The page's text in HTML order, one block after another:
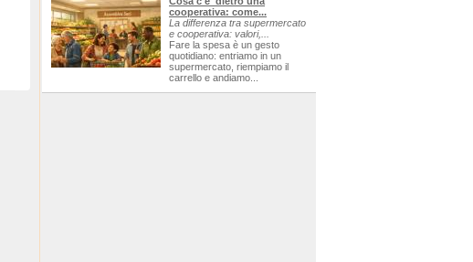
cooperativa: come...
La differenza tra supermercato
e cooperativa: valori,...
Fare la spesa è un gesto
quotidiano: entriamo in un
supermercato, riempiamo il
carrello e andiamo...